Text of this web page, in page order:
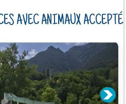
AVEC ANIMAUX